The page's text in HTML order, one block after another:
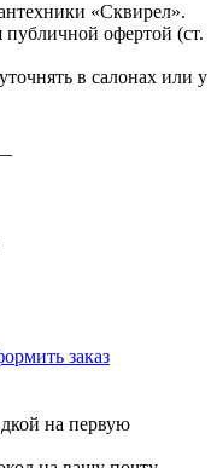
«Сквирел».
офертой (ст.
в салонах или у
заказ
на первую